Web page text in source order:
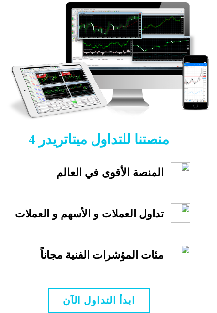
منصتنا للتداول ميتاتريدر 4
المنصة الأقوى في العالم
تداول العملات و الأسهم و العملات
مئات المؤشرات الفنية مجاناً
ابدأ التداول الآن